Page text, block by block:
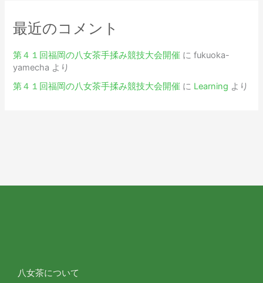
最近のコメント
第４１回福岡の八女茶手揉み競技大会開催 にfukuoka-
yamecha より
第４１回福岡の八女茶手揉み競技大会開催 に Learning より
八女茶について